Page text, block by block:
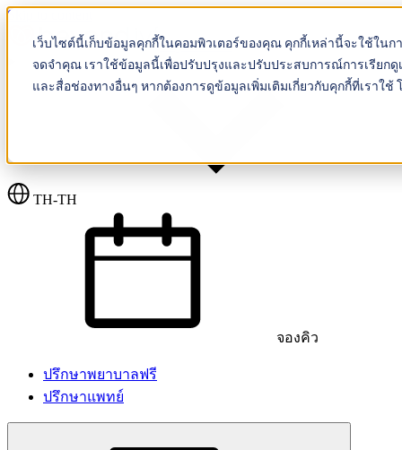
เว็บไซต์นี้เก็บข้อมูลคุกกี้ในคอมพิวเตอร์ของคุณ คุกกี้เหล่านี้จะใช้ใน
จดจำคุณ เราใช้ข้อมูลนี้เพื่อปรับปรุงและปรับประสบการณ์การเรียก
และสื่อช่องทางอื่นๆ หากต้องการดูข้อมูลเพิ่มเติมเกี่ยวกับคุกกี้ที่เราใ
Skip to content
Beyond IVF
TH-TH
จองคิว
ปรึกษาพยาบาลฟรี
ปรึกษาแพทย์